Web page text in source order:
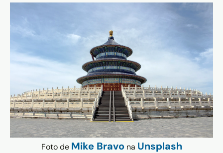
Foto de Mike Bravona Unsplash